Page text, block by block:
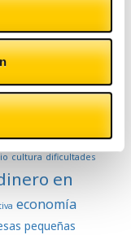
cultura dificultades
en
economía
pequeñas